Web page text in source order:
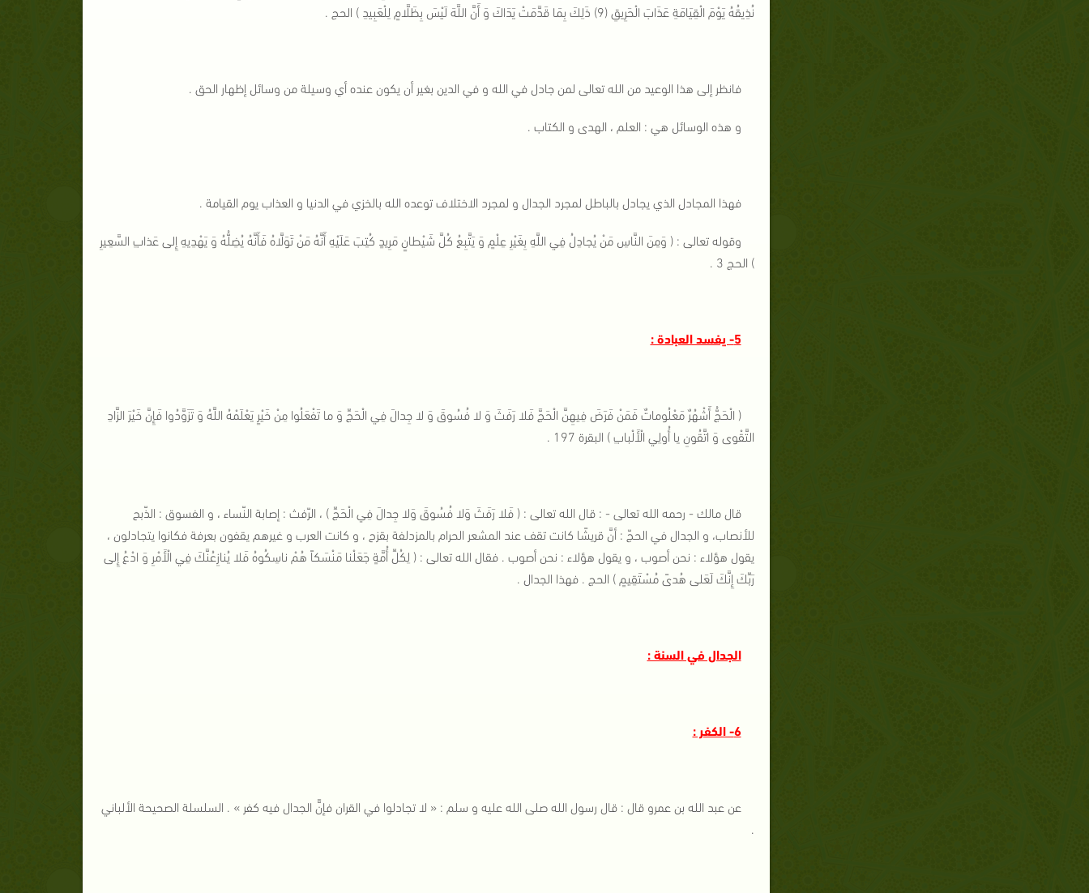
نُذِيقُهُ يَوْمَ الْقِيَامَةِ عَذَابَ الْحَرِيقِ (9) ذَلِكَ بِمَا قَدَّمَتْ يَدَاكَ وَ أَنَّ اللَّهَ لَيْسَ بِظَلَّامٍ لِلْعَبِيدِ ) الحج .
فانظر إلى هذا الوعيد من الله تعالى لمن جادل في الله و في الدين بغير أن يكون عنده أي وسيلة من وسائل إظهار الحق .
و هذه الوسائل هي : العلم ، الهدى و الكتاب .
فهذا المجادل الذي يجادل بالباطل لمجرد الجدال و لمجرد الاختلاف توعده الله بالخزي في الدنيا و العذاب يوم القيامة .
وقوله تعالى : ( وَمِنَ النَّاسِ مَنْ يُجادِلُ فِي اللَّهِ بِغَيْرِ عِلْمٍ وَ يَتَّبِعُ كُلَّ شَيْطانٍ مَرِيدٍ كُتِبَ عَلَيْهِ أَنَّهُ مَنْ تَوَلَّاهُ فَأَنَّهُ يُضِلُّهُ وَ يَهْدِيهِ إِلى عَذابِ السَّعِيرِ
) الحج 3 .
5- يفسد العبادة :
( الْحَجُّ أَشْهُرٌ مَعْلُوماتٌ فَمَنْ فَرَضَ فِيهِنَّ الْحَجَّ فَلا رَفَثَ وَ لا فُسُوقَ وَ لا جِدالَ فِي الْحَجِّ وَ ما تَفْعَلُوا مِنْ خَيْرٍ يَعْلَمْهُ اللَّهُ وَ تَزَوَّدُوا فَإِنَّ خَيْرَ الزَّادِ
التَّقْوى وَ اتَّقُونِ يا أُولِي الْأَلْبابِ ) البقرة 197 .
قال مالك - رحمه الله تعالى - : قال الله تعالى : ( فَلا رَفَثَ وَلا فُسُوقَ وَلا جِدالَ فِي الْحَجِّ ) ، الرّفث : إصابة النّساء ، و الفسوق : الذّبح
للأنصاب، و الجدال في الحجّ : أنَّ قريشًا كانت تقف عند المشعر الحرام بالمزدلفة بقزح ، و كانت العرب و غيرهم يقفون بعرفة فكانوا يتجادلون ،
يقول هؤلاء : نحن أصوب ، و يقول هؤلاء : نحن أصوب . فقال الله تعالى : ( لِكُلِّ أُمَّةٍ جَعَلْنا مَنْسَكاً هُمْ ناسِكُوهُ فَلا يُنازِعُنَّكَ فِي الْأَمْرِ وَ ادْعُ إِلى
رَبِّكَ إِنَّكَ لَعَلى هُدىً مُسْتَقِيمٍ ) الحج . فهذا الجدال .
الجدال في السنة :
6- الكفر :
عن عبد الله بن عمرو قال : قال رسول الله صلى الله عليه و سلم : « لا تجادلوا في القران فإنًّ الجدال فيه كفر » . السلسلة الصحيحة الألباني
.